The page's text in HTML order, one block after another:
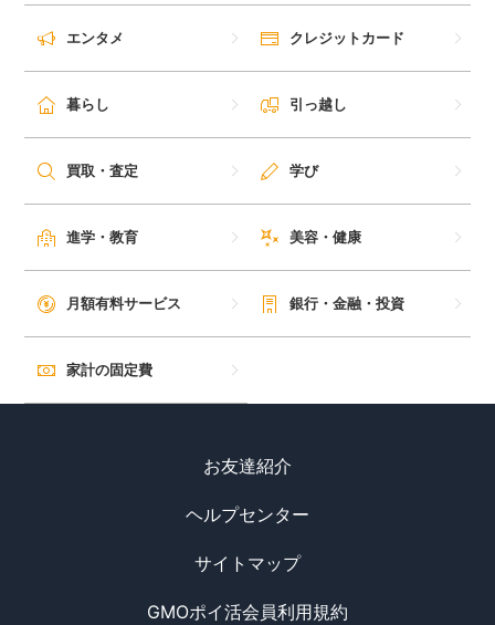
エンタメ クレジットカード
暮らし 引っ越し
買取・査定 学び
進学・教育 美容・健康
月額有料サービス 銀行・金融・投資
家計の固定費
お友達紹介
ヘルプセンター
サイトマップ
GMOポイ活会員利用規約